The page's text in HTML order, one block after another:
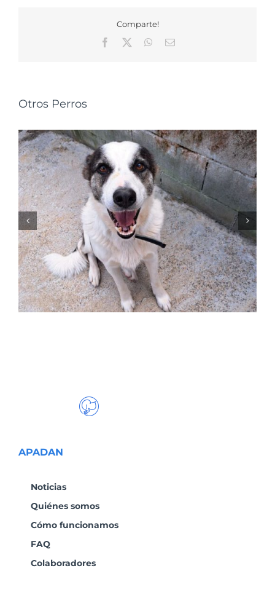
Comparte!
Facebook
WhatsApp
Correo
Otros Perros
NALA
APADAN
Noticias
Quiénes somos
Cómo funcionamos
FAQ
Colaboradores